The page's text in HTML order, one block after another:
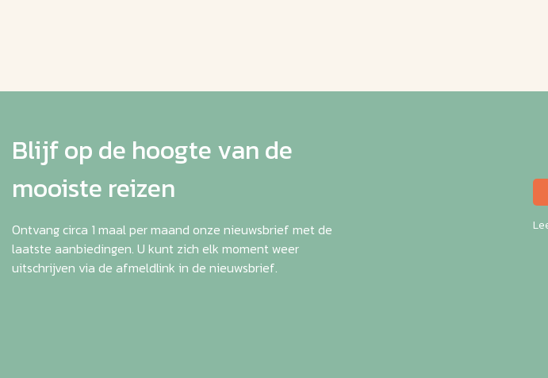
Blijf op de hoogte van de
mooiste reizen
Ontvang circa 1 maal per maand onze nieuwsbrief met de
laatste aanbiedingen. U kunt zich elk moment weer
uitschrijven via de afmeldlink in de nieuwsbrief.